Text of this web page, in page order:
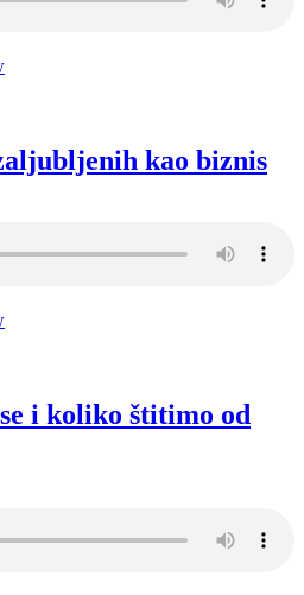
kao biznis
i koliko štitimo od